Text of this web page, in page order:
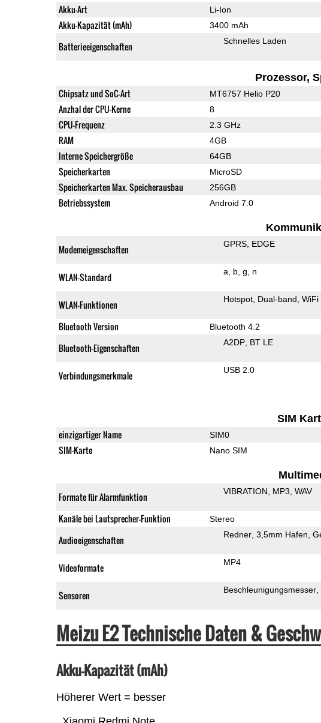
Akku-Art Li-Ion
Akku-Kapazität (mAh) 3400 mAh
Batterieeigenschaften Schnelles Laden
Prozessor,
Chipsatz und SoC-Art MT6757 Helio P20
Anzhal der CPU-Kerne 8
CPU-Frequenz 2.3 GHz
RAM 4GB
Interne Speichergröße 64GB
Speicherkarten MicroSD
Speicherkarten Max. Speicherausbau 256GB
Betriebssystem Android 7.0
Modemeigenschaften GPRS EDGE
WLAN-Standard a b g n
WLAN-Funktionen Hotspot Dual-band WiFi
Bluetooth Version Bluetooth 4.2
Bluetooth-Eigenschaften A2DP BT LE
Verbindungsmerkmale USB 2.0
SIM
einzigartiger Name SIM0
SIM-Karte Nano SIM
Formate für Alarmfunktion VIBRATION MP3 WAV
Kanäle bei Lautsprecher-Funktion Stereo
Audioeigenschaften Redner 3,5mm Hafen
Videoformate MP4
Sensoren Beschleunigungsmesser
Meizu E2 Technische Daten &
Akku-Kapazität (mAh)
Höherer Wert = besser